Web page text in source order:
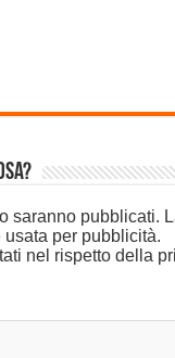
saranno pubblicati.
per pubblicità.
nel rispetto della